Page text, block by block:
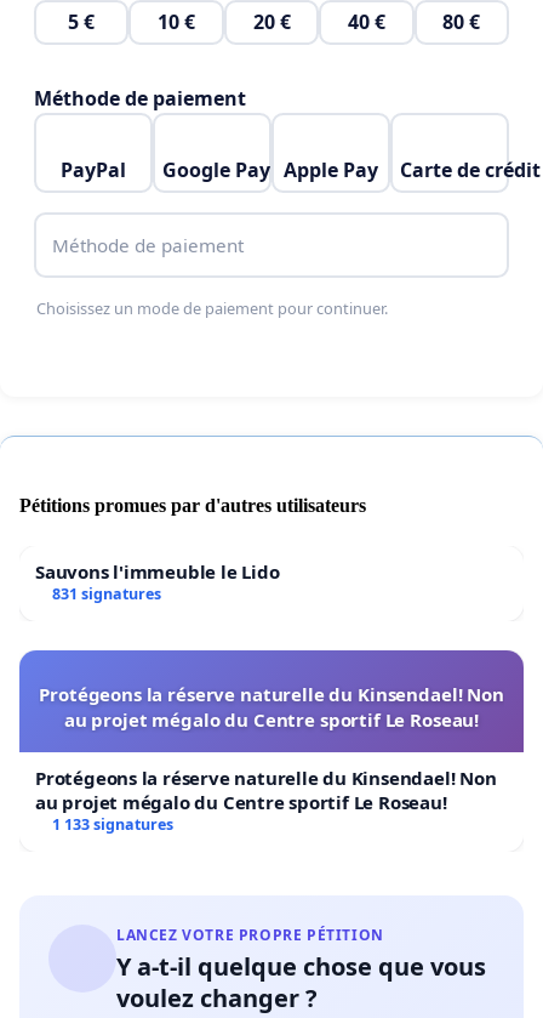
MERCI DE SIGNER CETTE PETITION POUR
CE PROJET.
5 €
10 € 20 € 40 € 80 €
Méthode de paiement
PayPal Google Pay Apple Pay Carte de crédit
Méthode de paiement
Choisissez un mode de paiement pour continuer.
Pétitions promues par d'autres utilisateurs
Sauvons l'immeuble le Lido
831 signatures
Protégeons la réserve naturelle du Kinsendael! Non
au projet mégalo du Centre sportif Le Roseau!
Protégeons la réserve naturelle du Kinsendael! Non
au projet mégalo du Centre sportif Le Roseau!
1 133 signatures
LANCEZ VOTRE PROPRE PÉTITION
Y a-t-il quelque chose que vous
voulez changer ?